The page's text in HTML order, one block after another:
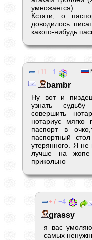
умножается).
Кстати, о
доводилось
какого-нибудь
11 1
bambr
Ну вот и
узнать судьбу
совершить
нотариус мягко
паспорт в
паспортный
утерянного. Я не
лучше на
прикольно
7 4
grassy
я вас
самых